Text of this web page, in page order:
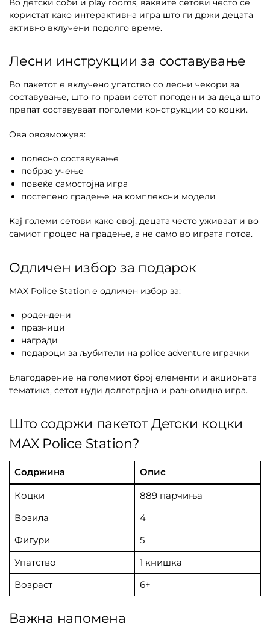
Во детски соби и play rooms, ваквите сетови често се
користат како интерактивна игра што ги држи децата
активно вклучени подолго време.
Лесни инструкции за составување
Во пакетот е вклучено упатство со лесни чекори за
составување, што го прави сетот погоден и за деца што
првпат составуваат поголеми конструкции со коцки.
Ова овозможува:
полесно составување
побрзо учење
повеќе самостојна игра
постепено градење на комплексни модели
Кај големи сетови како овој, децата често уживаат и во
самиот процес на градење, а не само во играта потоа.
Одличен избор за подарок
MAX Police Station е одличен избор за:
родендени
празници
награди
подароци за љубители на police adventure играчки
Благодарение на големиот број елементи и акционата
тематика, сетот нуди долготрајна и разновидна игра.
Што содржи пакетот Детски коцки
MAX Police Station?
Содржина Опис
Коцки
889 парчиња
Возила
4
Фигури
5
Упатство
1 книшка
Возраст
6+
Важна напомена